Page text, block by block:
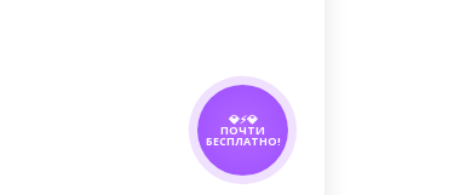
💎⚡💎
ПОЧТИ
БЕСПЛАТНО!